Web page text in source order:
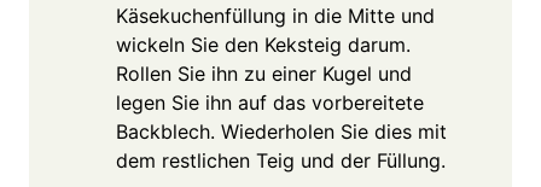
Käsekuchenfüllung in die Mitte und
wickeln Sie den Keksteig darum.
Rollen Sie ihn zu einer Kugel und
legen Sie ihn auf das vorbereitete
Backblech. Wiederholen Sie dies mit
dem restlichen Teig und der Füllung.